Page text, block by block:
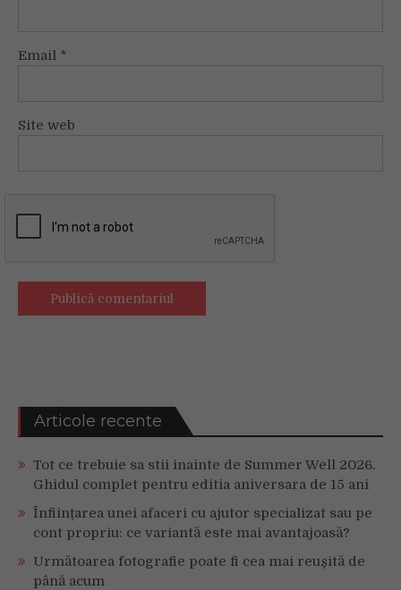
Email *
Site web
Articole recente
Tot ce trebuie sa stii inainte de Summer Well 2026.
Ghidul complet pentru editia aniversara de 15 ani
Înființarea unei afaceri cu ajutor specializat sau pe
cont propriu: ce variantă este mai avantajoasă?
Următoarea fotografie poate fi cea mai reușită de
până acum